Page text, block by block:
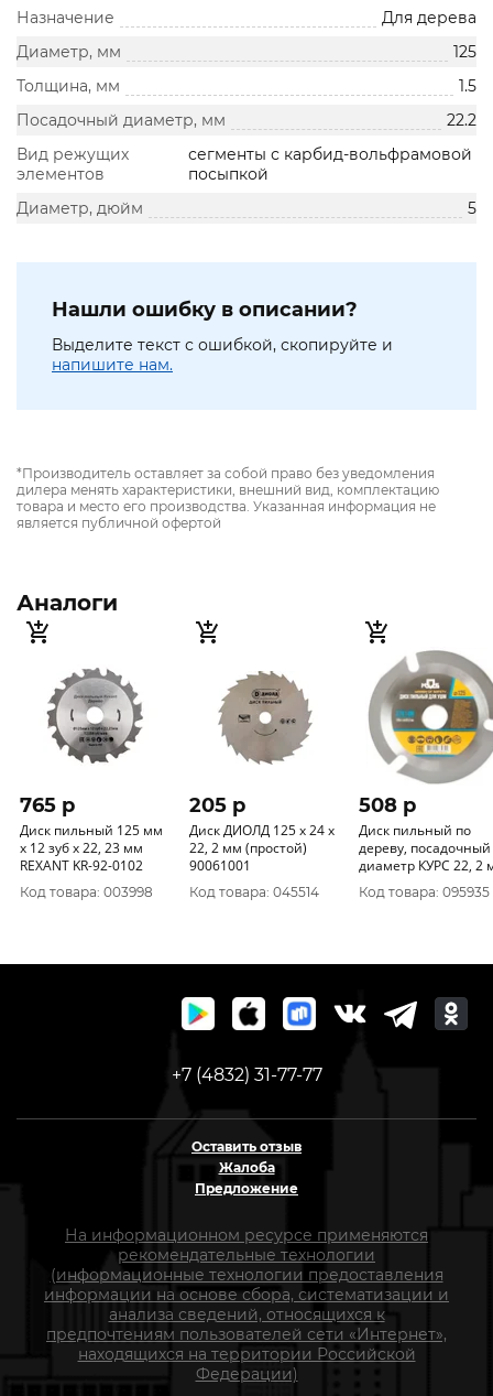
Назначение
Для дерева
Диаметр, мм
125
Толщина, мм
1.5
Посадочный диаметр, мм
22.2
Вид режущих
элементов
сегменты с карбид-вольфрамовой
посыпкой
Диаметр, дюйм
5
Нашли ошибку в описании?
Выделите текст с ошибкой, скопируйте и
напишите нам.
*Производитель оставляет за собой право без уведомления
дилера менять характеристики, внешний вид, комплектацию
товара и место его производства. Указанная информация не
является публичной офертой
Аналоги
765 p
Диск пильный 125 мм
х 12 зуб х 22, 23 мм
REXANT KR-92-0102
Код товара: 003998
205 p
Диск ДИОЛД 125 x 24 x
22, 2 мм (простой)
90061001
Код товара: 045514
508 p
Диск пильный по
дереву, посадочный
диаметр КУРС 22, 2
3 зуба с
вставками, 125 мм
Код товара: 095935
+7 (4832) 31-77-77
Оставить отзыв
Жалоба
Предложение
На информационном ресурсе применяются
рекомендательные технологии
(информационные технологии предоставления
информации на основе сбора, систематизации и
анализа сведений, относящихся к
предпочтениям пользователей сети «Интернет»,
находящихся на территории Российской
Федерации)